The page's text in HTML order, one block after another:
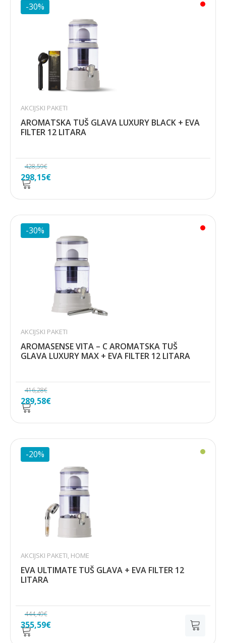
283,89€.
-30%
428,59€
Izvorna
cijena
bila
je:
428,59€.
298,15€Trenutna
je:
298,15€.
AKCIJSKI PAKETI
AROMATSKA TUŠ GLAVA LUXURY BLACK + EVA
FILTER 12 LITARA
-30%
416,28€
Izvorna
cijena
bila
je:
416,28€.
289,58€Trenutna
je:
289,58€.
AKCIJSKI PAKETI
AROMASENSE VITA – C AROMATSKA TUŠ
GLAVA LUXURY MAX + EVA FILTER 12 LITARA
-20%
444,49€
Izvorna
cijena
355,59€Trenutna
AKCIJSKI PAKETI HOME
EVA ULTIMATE TUŠ GLAVA + EVA FILTER 12
LITARA